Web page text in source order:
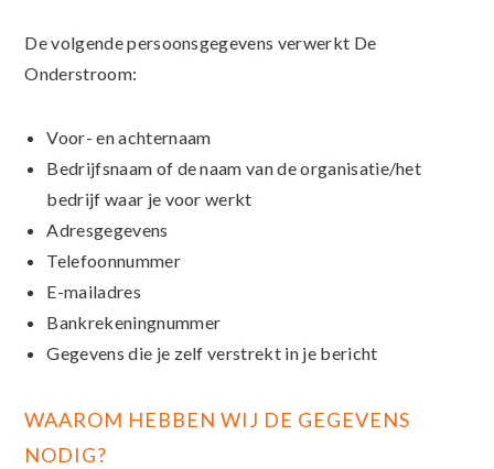
De volgende persoonsgegevens verwerkt De
Onderstroom:
Voor- en achternaam
Bedrijfsnaam of de naam van de organisatie/het
bedrijf waar je voor werkt
Adresgegevens
Telefoonnummer
E-mailadres
Bankrekeningnummer
Gegevens die je zelf verstrekt in je bericht
WAAROM HEBBEN WIJ DE GEGEVENS
NODIG?